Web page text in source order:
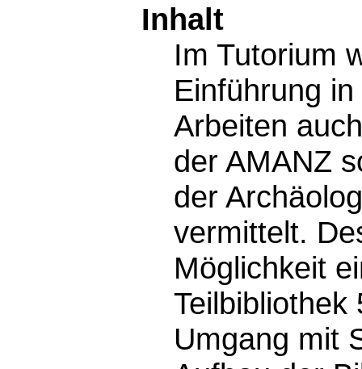
Inhalt
Im Tutorium
Einführung
Arbeiten
der AMANZ
der
vermittelt.
Möglichkeit
Umgang mit